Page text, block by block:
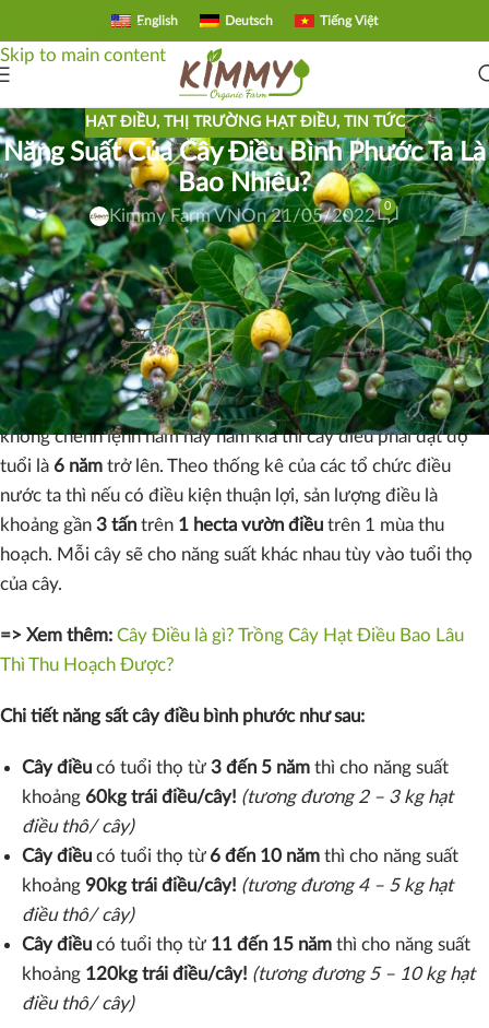
Skip to navigation
Skip to main content
English Deutsch Tiếng Việt
HẠT ĐIỀU, THỊ TRƯỜNG HẠT ĐIỀU, TIN TỨC
Năng Suất Của Cây Điều Bình Phước Ta Là
Bao Nhiêu?
Kimmy Farm VNOn 21/05/2022
0
Năng Suất Của Cây Điều Bình Phước Là Bao
Nhiêu?
60% diện tích điều Bình Phước Việt Nam với năng suất 1,5 –
2 tấn/ha !Đối với cây điều thì từ lúc trồng cây đến lúc thu
hoạch được thì phải mất tầm 3 năm. Nhưng để có năng suất
không chênh lệnh năm này năm kia thì cây điều phải đạt độ
tuổi là 6 năm trở lên. Theo thống kê của các tổ chức điều
nước ta thì nếu có điều kiện thuận lợi, sản lượng điều là
khoảng gần 3 tấn trên 1 hecta vườn điều trên 1 mùa thu
hoạch. Mỗi cây sẽ cho năng suất khác nhau tùy vào tuổi thọ
của cây.
=> Xem thêm: Cây Điều là gì? Trồng Cây Hạt Điều Bao Lâu
Thì Thu Hoạch Được?
Chi tiết năng sất cây điều bình phước như sau:
Cây điều có tuổi thọ từ 3 đến 5 năm thì cho năng suất
khoảng 60kg trái điều/cây! (tương đương 2 – 3 kg hạt
điều thô/ cây)
Cây điều có tuổi thọ từ 6 đến 10 năm thì cho năng suất
khoảng 90kg trái điều/cây! (tương đương 4 – 5 kg hạt
điều thô/ cây)
Cây điều có tuổi thọ từ 11 đến 15 năm thì cho năng suất
khoảng 120kg trái điều/cây! (tương đương 5 – 10 kg hạt
điều thô/ cây)